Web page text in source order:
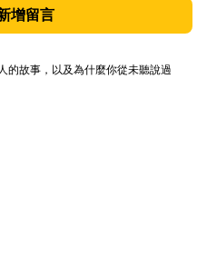
增留言
的故事，以及為什麼你從未聽說過